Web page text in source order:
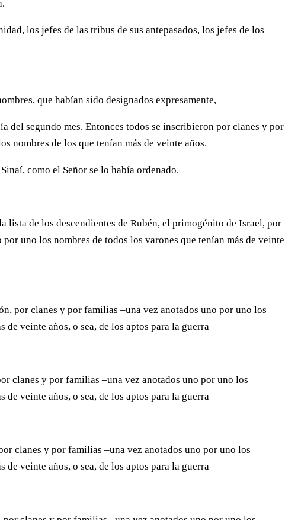
los jefes de las tribus de sus antepasados, los jefes de los
que habían sido designados expresamente,
del segundo mes. Entonces todos se inscribieron por clanes y por
nombres de los que tenían más de veinte años.
como el Señor se lo había ordenado.
lista de los descendientes de Rubén, el primogénito de Israel, por
uno los nombres de todos los varones que tenían más de veinte
por clanes y por familias –una vez anotados uno por uno los
de veinte años, o sea, de los aptos para la guerra–
clanes y por familias –una vez anotados uno por uno los
de veinte años, o sea, de los aptos para la guerra–
clanes y por familias –una vez anotados uno por uno los
de veinte años, o sea, de los aptos para la guerra–